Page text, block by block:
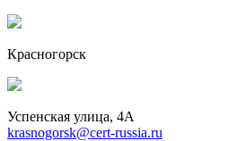
Красногорск
Успенская улица, 4А
krasnogorsk@cert-russia.ru